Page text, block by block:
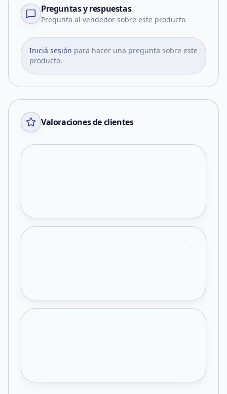
Preguntas y respuestas
Pregunta al vendedor sobre este producto
Iniciá sesión para hacer una pregunta sobre este
producto.
Valoraciones de clientes